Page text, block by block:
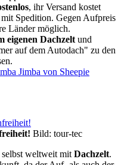
, ihr Versand kostet
Spedition. Gegen Aufpreis
Länder möglich.
eigenen Dachzelt und
auf dem Autodach" zu den
Jimba von Sheepie
Bild: tour-tec
weltweit mit Dachzelt.